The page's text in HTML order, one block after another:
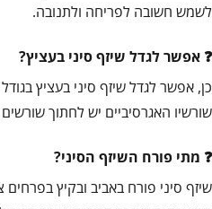
לשמש חשובה לפריחה ולתנובה.
אפשר לגדל שיזף סיני בעציץ?
שורשיו האגרסיביים יש לחתוך
מתי פורח השיזף הסיני?
שיזף סיני פורח באביב ובקיץ